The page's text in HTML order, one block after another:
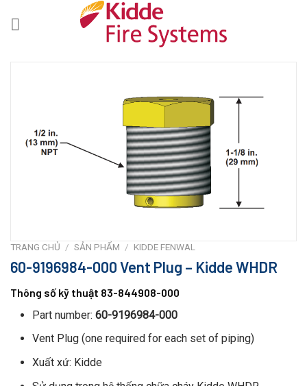
TRANG CHỦ / SẢN PHẨM / KIDDE FENWAL
60-9196984-000 Vent Plug – Kidde WHDR
Thông số kỹ thuật 83-844908-000
Part number: 60-9196984-000
Vent Plug (one required for each set of piping)
Xuất xứ: Kidde